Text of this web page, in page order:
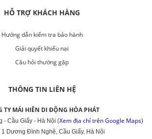
HỖ TRỢ KHÁCH HÀNG
Hướng dẫn kiểm tra bảo hành
Giải quyết khiếu nại
Câu hỏi thường gặp
THÔNG TIN LIÊN HỆ
TY MÁI HIÊN DI ĐỘNG HÒA PHÁT
- Cầu Giấy - Hà Nội (Xem địa chỉ trên Google Maps)
1 Dương Đình Nghệ, Cầu Giấy, Hà Nội